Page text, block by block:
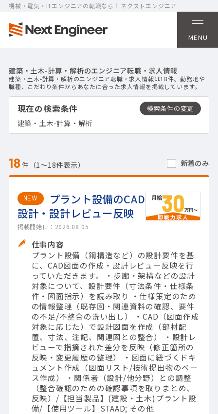
機械・電気・ITエンジニアの転職なら ネクストエンジニア
MENU
建築・土木-計算・解析のエンジニア転職・求人情報
建築・土木-計算・解析のエンジニア転職・求人情報は18件。勤務地や
職種、こだわり条件からあなたに合った求人情報を掲載しています。
現在の検索条件
建築・土木-計算・解析
18件（1〜18件表示） 新着のみ
NEW
プラント設備のCAD
設計・設計レビュー反映
掲載開始日：2026.08.05
仕事内容
プラント設備（鋼構造など）の設計要件を基
に、CAD図面の作成・設計レビュー反映を行
っていただきます。 ・歩廊・架構などの設計
対象について、設計要件（寸法条件・仕様条
件・図面指示）を読み取り ・仕様策定のため
の情報整理（既存図・関連資料の確認、要件
の不足/不整合の洗い出し） ・CAD（図面作成
対象に応じた）で設計図面を作成（部材配
置、寸法、注記、関連図との整合） ・設計レ
ビューで指摘された差分を反映（修正箇所の
反映・変更履歴の整理） ・図面に紐づくドキ
ュメント作成（図面リスト/技術提出物のベー
ス作成） ・関係者（設計/他分野）との調整
（整合確認のための確認事項を取りまとめ、
反映）/【担当製品】(建設・土木)プラント設
備/【使用ツール】STAAD; その他